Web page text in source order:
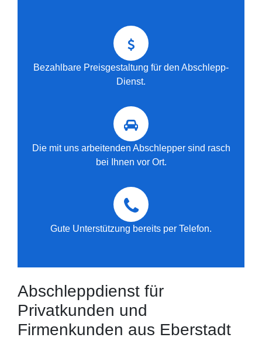
Bezahlbare Preisgestaltung für den Abschlepp-
Dienst.
Die mit uns arbeitenden Abschlepper sind rasch
bei Ihnen vor Ort.
Gute Unterstützung bereits per Telefon.
Abschleppdienst für
Privatkunden und
Firmenkunden aus Eberstadt